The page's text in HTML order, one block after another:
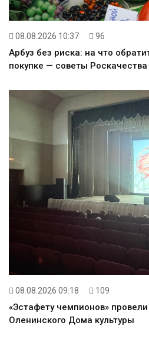
08.08.2026 10:37 96
Арбуз без риска: на что
покупке — советы Роскачества
08.08.2026 09:18 109
«Эстафету чемпионов»
Оленинского Дома культуры